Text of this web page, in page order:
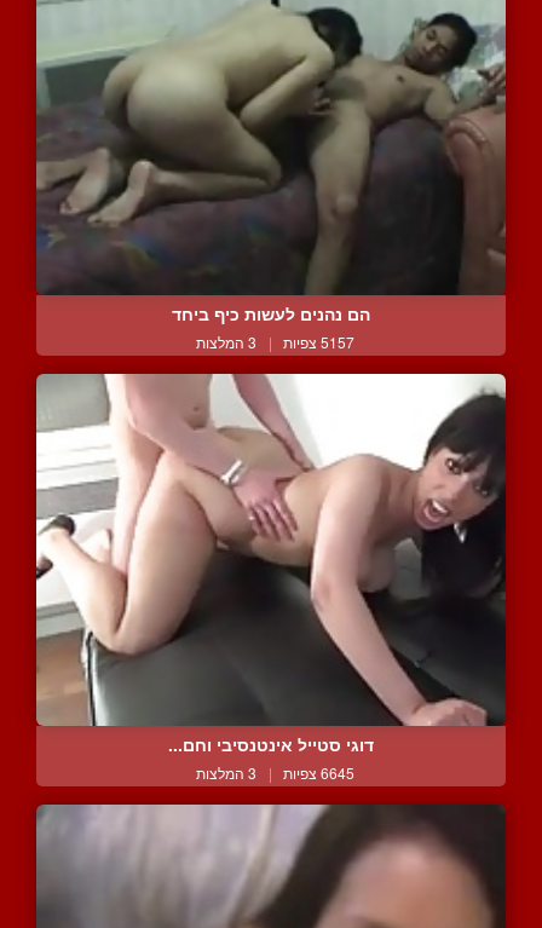
הם נהנים לעשות כיף ביחד
5157 צפיות | 3 המלצות
דוגי סטייל אינטנסיבי וחם...
6645 צפיות | 3 המלצות